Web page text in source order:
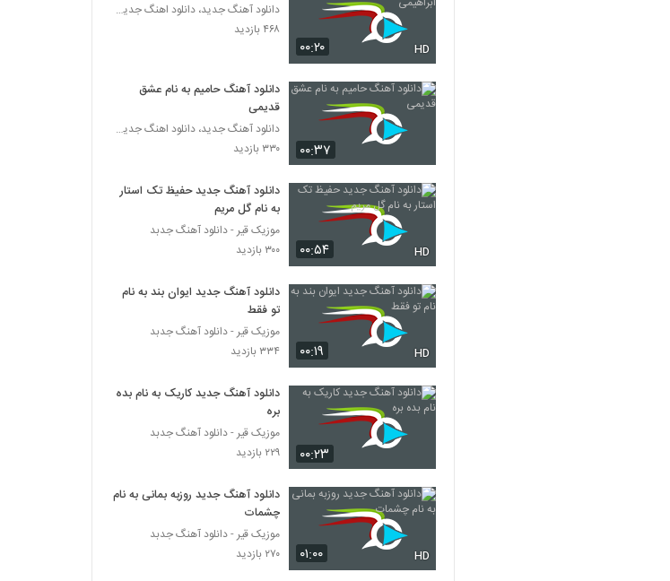
دانلود آهنگ امید مهدوی رومو زمین زدی
۲۴۱ بازدید
موزیک زیبای پرواز از سعید مجد
۲۶۶ بازدید
۲۳۱ بازدید
Erfan Kheshteh To Ke Ashegham
Naboodi
آهنگ علی یاری بنام مهمانت کنم
۲۶۴ بازدید
دانلود آهنگ علی قربانی تهوع
۲۴۳ بازدید
Atlantis)
۳۰۶ بازدید
دانلود آهنگ فرشته از علیرضا قضایی به همراه
متن ترانه
۲۹۵ بازدید
۰۰:۲۰ HD
دانلود آهنگ جدید، دانلود اهنگ جدید ایرانی
۴۶۸ بازدید
۰۰:۳۷
دانلود آهنگ حامیم به نام عشق
قدیمی
دانلود آهنگ جدید، دانلود اهنگ جدید ایرانی
۳۳۰ بازدید
۰۰:۵۴ HD
دانلود آهنگ جدید حفیظ تک استار
به نام گل مریم
موزیک قیر - دانلود آهنگ جدبد
۳۰۰ بازدید
۰۰:۱۹ HD
دانلود آهنگ جدید ایوان بند به نام
تو فقط
موزیک قیر - دانلود آهنگ جدبد
۳۳۴ بازدید
۰۰:۲۳
دانلود آهنگ جدید کاریک به نام بده
بره
موزیک قیر - دانلود آهنگ جدبد
۲۲۹ بازدید
۰۱:۰۰ HD
دانلود آهنگ جدید روزبه بمانی به نام
چشمات
موزیک قیر - دانلود آهنگ جدبد
۲۷۰ بازدید